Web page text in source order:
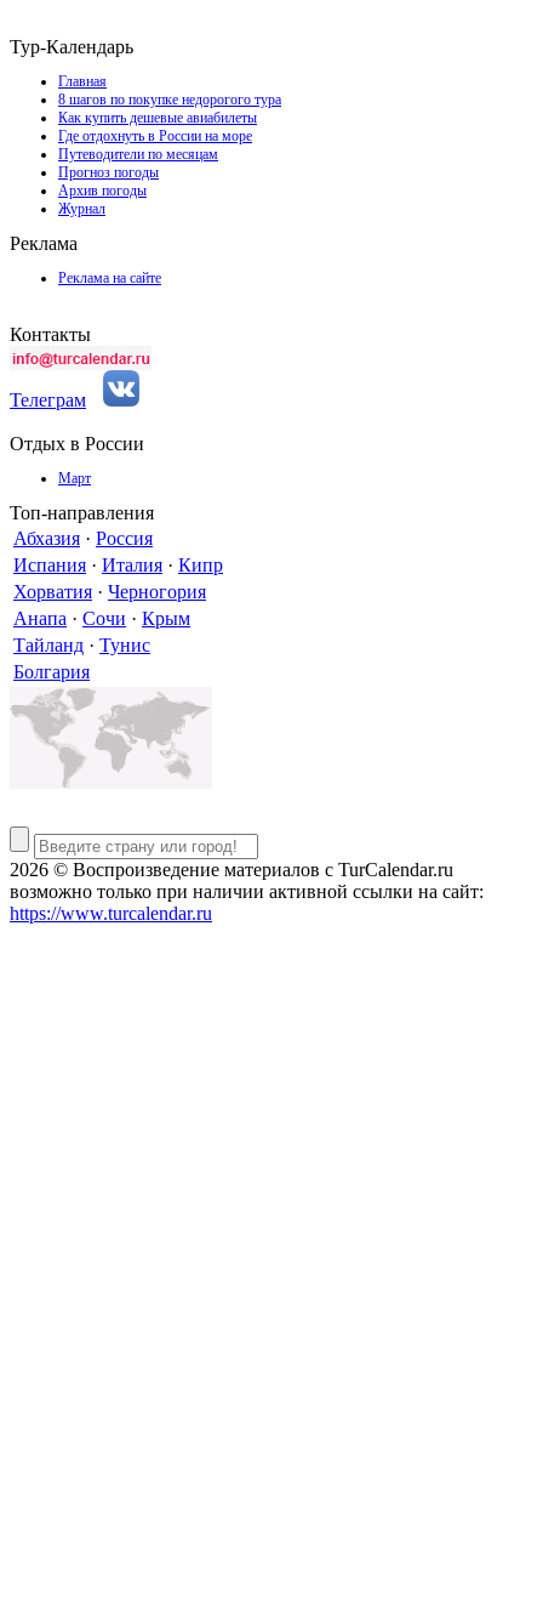
Тур-Календарь
Главная
8 шагов по покупке недорогого тура
Как купить дешевые авиабилеты
Где отдохнуть в России на море
Путеводители по месяцам
Прогноз погоды
Архив погоды
Журнал
Реклама
Реклама на сайте
Контакты
Телеграм
Отдых в России
Март
Топ-направления
Абхазия · Россия
Испания · Италия · Кипр
Хорватия · Черногория
Анапа · Сочи · Крым
Тайланд · Тунис
Болгария
2026 © Воспроизведение материалов c TurCalendar.ru
возможно только при наличии активной ссылки на сайт:
https://www.turcalendar.ru